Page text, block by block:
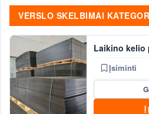
VERSLO SKELBIMAI
Laikino kelio
Įsiminti
Į